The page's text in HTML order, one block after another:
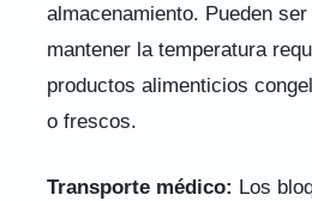
almacenamiento. Pueden
mantener la temperatura
productos alimenticios
o frescos.
Transporte médico: Los